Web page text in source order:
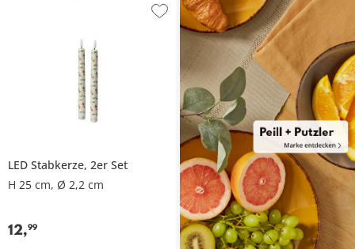
LED Stabkerze, 2er Set
H 25 cm, Ø 2,2 cm
12,99